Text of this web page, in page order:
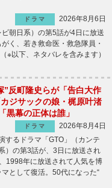
ドラマ
2026年8月6日
朝日系）の第5話が4日に放送
く、若き救命医・救急隊員・
※以下、ネタバレを含みます）
”反町隆史らが「告白大作
ジサックの娘・梶原叶渚
黒幕の正体は誰」
ドラマ
2026年8月4日
するドラマ「GTO」（カンテ
）の第3話が、3日に放送され
1998年に放送されて人気を博
として復活。50代になった“